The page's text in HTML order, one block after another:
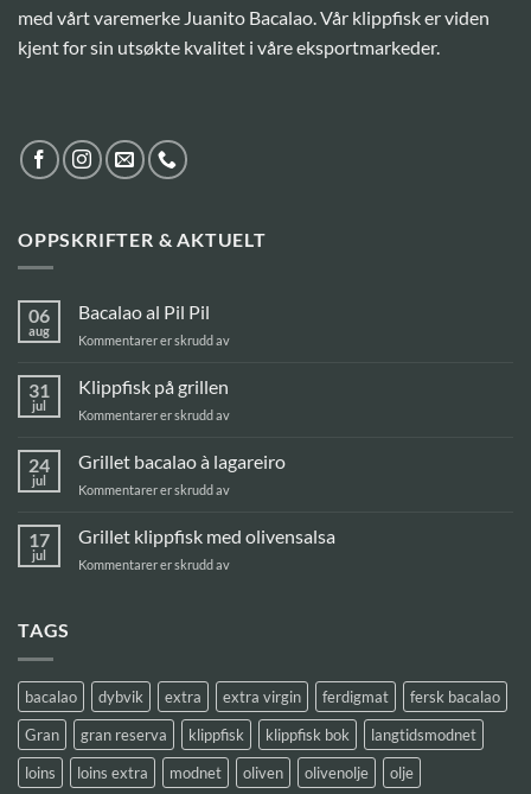
med vårt varemerke Juanito Bacalao. Vår klippfisk er viden
kjent for sin utsøkte kvalitet i våre eksportmarkeder.
OPPSKRIFTER & AKTUELT
06
aug
Bacalao al Pil Pil
Kommentarer er skrudd avfor
31
jul
Klippfisk på grillen
Kommentarer er skrudd avfor
grillen
24
jul
Grillet bacalao à lagareiro
Kommentarer er skrudd avfor
bacalao
17
jul
Grillet klippfisk med olivensalsa
Kommentarer er skrudd avfor
TAGS
bacalao dybvik extra extra virgin ferdigmat
fersk bacalao
Gran
gran reserva klippfisk klippfisk bok
langtidsmodnet
loins
loins extra modnet oliven olivenolje olje